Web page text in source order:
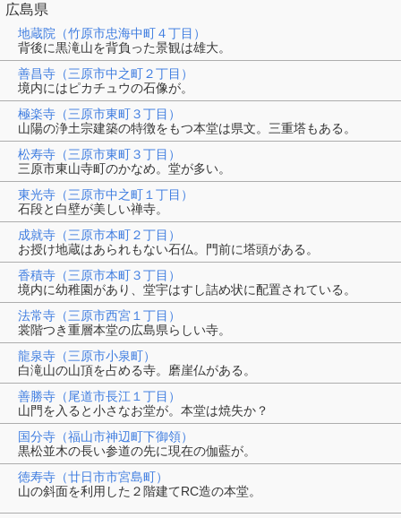
広島県
地蔵院（竹原市忠海中町４丁目）
背後に黒滝山を背負った景観は雄大。
善昌寺（三原市中之町２丁目）
境内にはピカチュウの石像が。
極楽寺（三原市東町３丁目）
山陽の浄土宗建築の特徴をもつ本堂は県文。三重塔もある。
松寿寺（三原市東町３丁目）
三原市東山寺町のかなめ。堂が多い。
東光寺（三原市中之町１丁目）
石段と白壁が美しい禅寺。
成就寺（三原市本町２丁目）
お授け地蔵はあられもない石仏。門前に塔頭がある。
香積寺（三原市本町３丁目）
境内に幼稚園があり、堂宇はすし詰め状に配置されている。
法常寺（三原市西宮１丁目）
裳階つき重層本堂の広島県らしい寺。
龍泉寺（三原市小泉町）
白滝山の山頂を占める寺。磨崖仏がある。
善勝寺（尾道市長江１丁目）
山門を入ると小さなお堂が。本堂は焼失か？
国分寺（福山市神辺町下御領）
黒松並木の長い参道の先に現在の伽藍が。
徳寿寺（廿日市市宮島町）
山の斜面を利用した２階建てRC造の本堂。